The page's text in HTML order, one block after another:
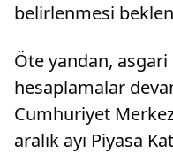
belirlenmesi
Öte yandan,
hesaplamalar
Cumhuriyet Merkez
aralık ayı Piyasa